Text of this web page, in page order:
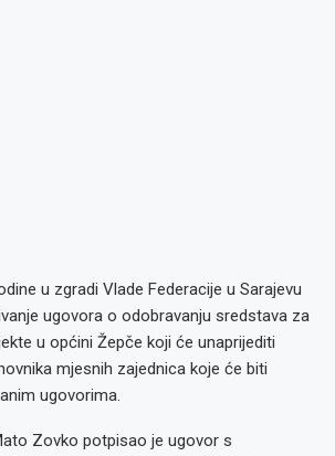
u zgradi Vlade Federacije u Sarajevu
ugovora o odobravanju sredstava za
u općini Žepče koji će unaprijediti
mjesnih zajednica koje će biti
ugovorima.
Zovko potpisao je ugovor s